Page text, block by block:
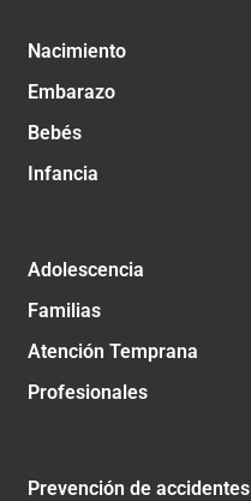
Nacimiento
Embarazo
Bebés
Infancia
Adolescencia
Familias
Atención Temprana
Profesionales
Prevención de accidentes